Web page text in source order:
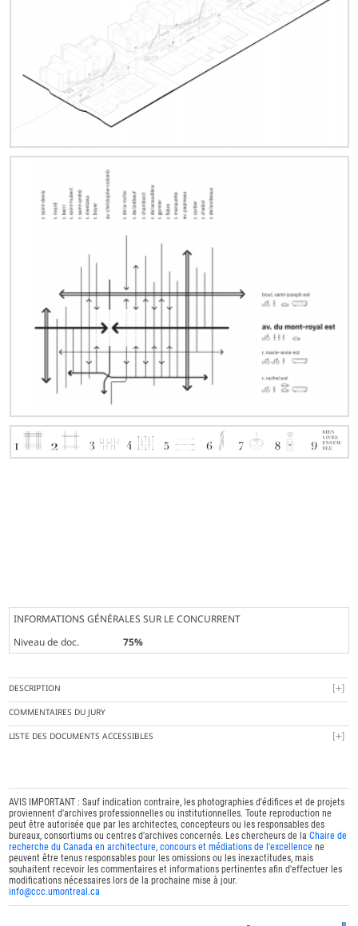
INFORMATIONS GÉNÉRALES SUR LE CONCURRENT
Niveau de doc.
75%
DESCRIPTION
COMMENTAIRES DU JURY
LISTE DES DOCUMENTS ACCESSIBLES
AVIS IMPORTANT : Sauf indication contraire, les photographies d'édifices et de projets
proviennent d'archives professionnelles ou institutionnelles. Toute reproduction ne
peut être autorisée que par les architectes, concepteurs ou les responsables des
bureaux, consortiums ou centres d'archives concernés. Les chercheurs de laChaire de
recherche du Canada en architecture, concours et médiations de l'excellence ne
peuvent être tenus responsables pour les omissions ou les inexactitudes, mais
souhaitent recevoir les commentaires et informations pertinentes afin d'effectuer les
modifications nécessaires lors de la prochaine mise à jour.
info@ccc.umontreal.ca